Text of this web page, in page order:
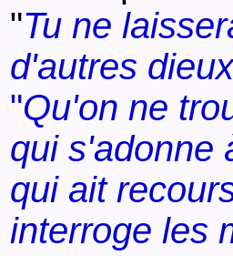
"Tu ne
d'autres
"Qu'on ne
qui s'adonne
qui ait
interroge les